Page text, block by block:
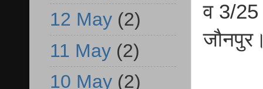
व 3/25
12 May (2)
11 May (2)
10 May (2)